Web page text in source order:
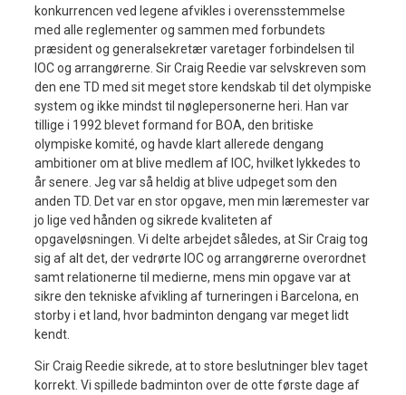
konkurrencen ved legene afvikles i overensstemmelse
med alle reglementer og sammen med forbundets
præsident og generalsekretær varetager forbindelsen til
IOC og arrangørerne. Sir Craig Reedie var selvskreven som
den ene TD med sit meget store kendskab til det olympiske
system og ikke mindst til nøglepersonerne heri. Han var
tillige i 1992 blevet formand for BOA, den britiske
olympiske komité, og havde klart allerede dengang
ambitioner om at blive medlem af IOC, hvilket lykkedes to
år senere. Jeg var så heldig at blive udpeget som den
anden TD. Det var en stor opgave, men min læremester var
jo lige ved hånden og sikrede kvaliteten af
opgaveløsningen. Vi delte arbejdet således, at Sir Craig tog
sig af alt det, der vedrørte IOC og arrangørerne overordnet
samt relationerne til medierne, mens min opgave var at
sikre den tekniske afvikling af turneringen i Barcelona, en
storby i et land, hvor badminton dengang var meget lidt
kendt.
Sir Craig Reedie sikrede, at to store beslutninger blev taget
korrekt. Vi spillede badminton over de otte første dage af